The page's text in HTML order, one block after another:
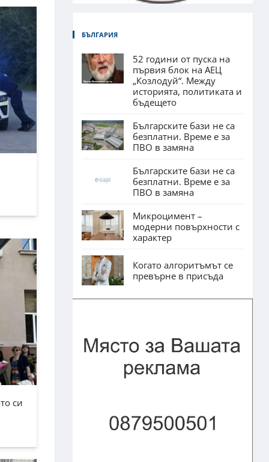
си
БЪЛГАРИЯ
52 години от пуска на
първия блок на АЕЦ
„Козлодуй“. Между
историята, политиката и
бъдещето
Българските бази не са
безплатни. Време е за
ПВО в замяна
Българските бази не са
безплатни. Време е за
ПВО в замяна
Микроцимент –
модерни повърхности с
характер
Когато алгоритъмът се
превърне в присъда